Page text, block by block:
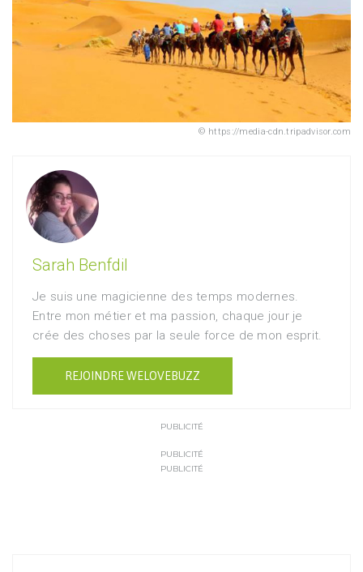
https://media-cdn.tripadvisor.com
Sarah Benfdil
Je suis une magicienne des temps modernes.
Entre mon métier et ma passion, chaque jour je
crée des choses par la seule force de mon esprit.
REJOINDRE WELOVEBUZZ
PUBLICITÉ
PUBLICITÉ
PUBLICITÉ